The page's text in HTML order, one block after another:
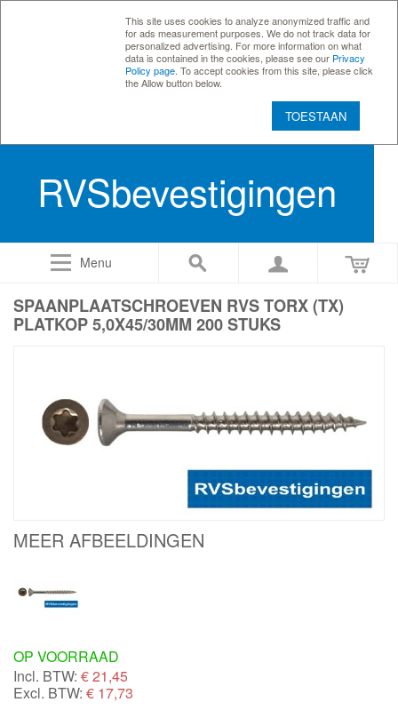
This site uses cookies to analyze anonymized traffic and
for ads measurement purposes. We do not track data for
personalized advertising. For more information on what
data is contained in the cookies, please see our Privacy
Policy page . To accept cookies from this site, please click
the Allow button below.
TOESTAAN
RVSbevestigingen
Menu
SPAANPLAATSCHROEVEN RVS TORX (TX)
PLATKOP 5,0X45/30MM 200 STUKS
MEER AFBEELDINGEN
OP VOORRAAD
Incl. BTW: €21,45
Excl. BTW: € 17,73